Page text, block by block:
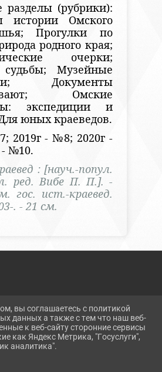
разделы (рубрики):
истории Омского
Прогулки по
родного края;
очерки;
Музейные
Документы
Омские
экспедиции и
юных краеведов.
2019г - №8; 2020г -
- №10.
: [науч.-попул.
ред. Вибе П. П.]. -
гос. ист.-краевед.
. - 21 см.
ПЕРСОНАЛЬНЫХ ДАННЫХ
вы соглашаетесь с политикой
данных а также с тем что наш веб-
к веб-сайту сторонние сервисы
как Яндекс Метрика, "Госуслуги",
аналитика".